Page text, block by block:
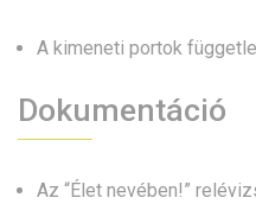
A kimeneti portok
Dokumentáció
Az “Élet nevében!”